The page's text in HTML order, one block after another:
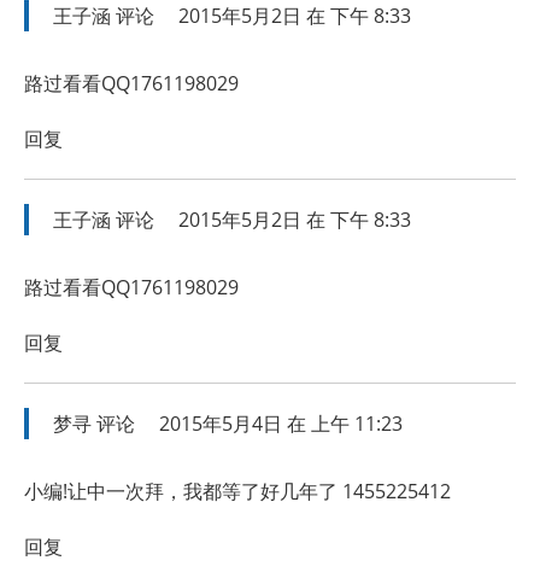
王子涵 评论 2015年5月2日 在 下午 8:33
路过看看QQ1761198029
回复
王子涵 评论 2015年5月2日 在 下午 8:33
路过看看QQ1761198029
回复
梦寻评论 2015年5月4日 在 上午 11:23
小编!让中一次拜，我都等了好几年了 1455225412
回复